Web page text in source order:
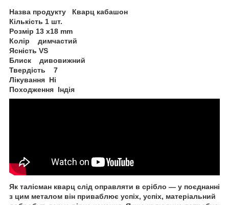
Назва продукту Кварц кабашон
Кількість 1 шт.
Розмір 13 x18 mm
Колір димчастий
Ясність VS
Блиск дивовижний
Твердість 7
Лікування Ні
Походження Індія
Як талісман кварц слід оправляти в срібло — у поєднанні
з цим металом він приваблює успіх, успіх, матеріальний